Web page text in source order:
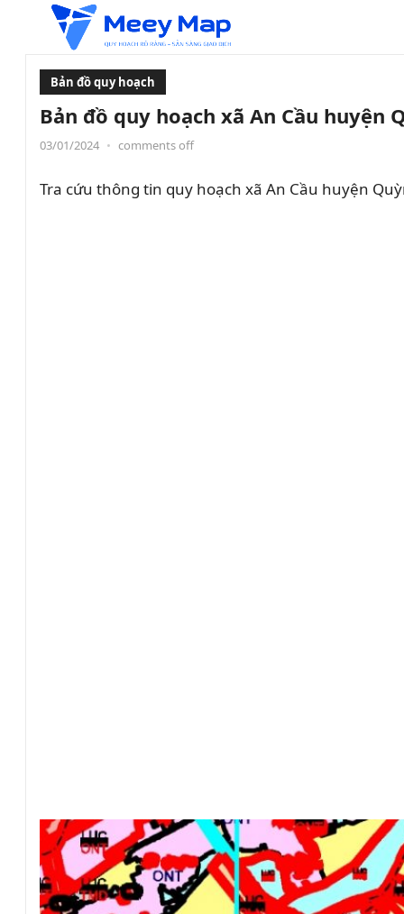
Bản đồ quy hoạch
Bản đồ quy hoạch xã An Cầu huyện
03/01/2024 • comments off
Tra cứu thông tin quy hoạch xã An Cầu huyện